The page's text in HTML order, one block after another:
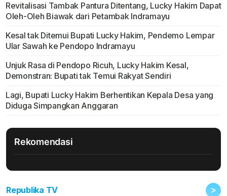
Revitalisasi Tambak Pantura Ditentang, Lucky Hakim Dapat
Oleh-Oleh Biawak dari Petambak Indramayu
Kesal tak Ditemui Bupati Lucky Hakim, Pendemo Lempar
Ular Sawah ke Pendopo Indramayu
Unjuk Rasa di Pendopo Ricuh, Lucky Hakim Kesal,
Demonstran: Bupati tak Temui Rakyat Sendiri
Lagi, Bupati Lucky Hakim Berhentikan Kepala Desa yang
Diduga Simpangkan Anggaran
Rekomendasi
Republika TV >